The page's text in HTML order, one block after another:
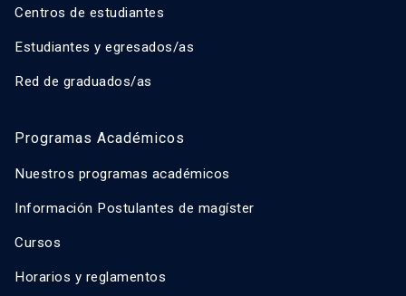
Centros de estudiantes
Estudiantes y egresados/as
Red de graduados/as
Programas Académicos
Nuestros programas académicos
Información Postulantes de magíster
Cursos
Horarios y reglamentos